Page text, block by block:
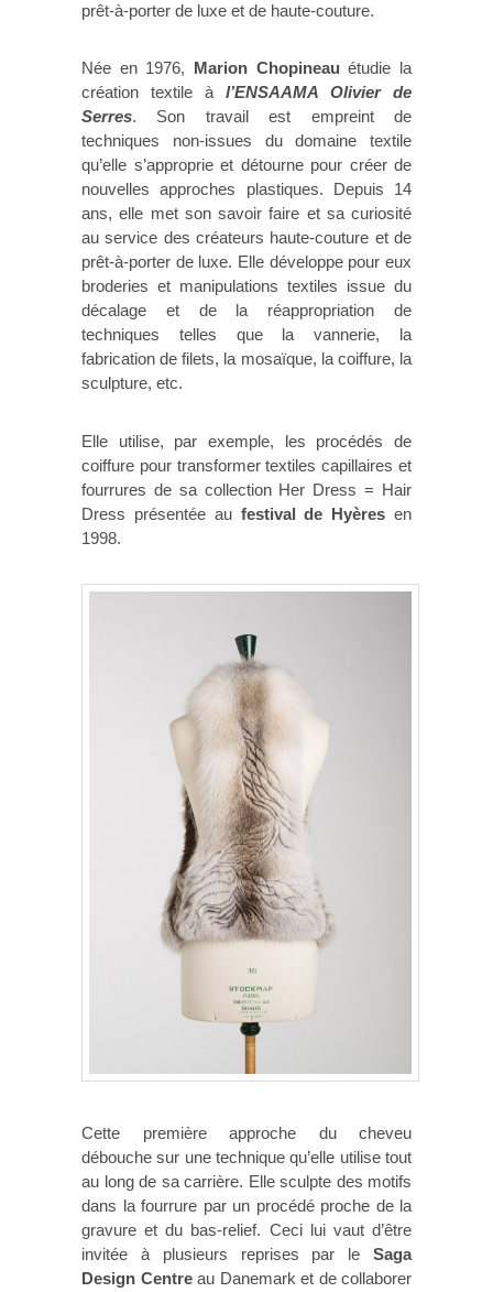
prêt-à-porter de luxe et de haute-couture.
Née en 1976, Marion Chopineau étudie la
création textile à l’ENSAAMA Olivier de
Serres. Son travail est empreint de
techniques non-issues du domaine textile
qu’elle s’approprie et détourne pour créer de
nouvelles approches plastiques. Depuis 14
ans, elle met son savoir faire et sa curiosité
au service des créateurs haute-couture et de
prêt-à-porter de luxe. Elle développe pour eux
broderies et manipulations textiles issue du
décalage et de la réappropriation de
techniques telles que la vannerie, la
fabrication de filets, la mosaïque, la coiffure, la
sculpture, etc.
Elle utilise, par exemple, les procédés de
coiffure pour transformer textiles capillaires et
fourrures de sa collection Her Dress = Hair
Dress présentée au festival de Hyères en
1998.
Cette première approche du cheveu
débouche sur une technique qu’elle utilise tout
au long de sa carrière. Elle sculpte des motifs
dans la fourrure par un procédé proche de la
gravure et du bas-relief. Ceci lui vaut d’être
invitée à plusieurs reprises par le Saga
Design Centreau Danemark et de collaborer